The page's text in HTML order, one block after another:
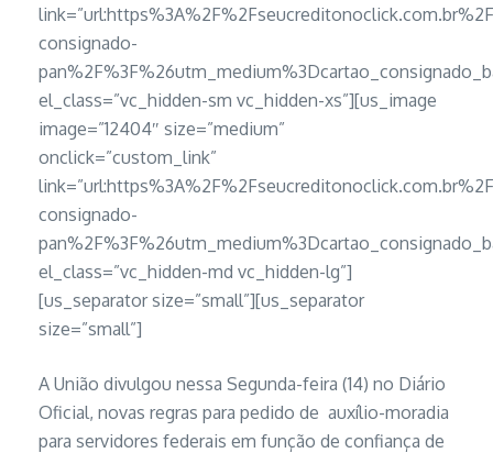
consignado-
el_class=”vc_hidden-sm vc_hidden-xs”][us_image
image=”12404″ size=”medium”
onclick=”custom_link”
consignado-
el_class=”vc_hidden-md vc_hidden-lg”]
[us_separator size=”small”][us_separator
size=”small”]
A União divulgou nessa Segunda-feira (14) no Diário
Oficial, novas regras para pedido de auxílio-moradia
para servidores federais em função de confiança de